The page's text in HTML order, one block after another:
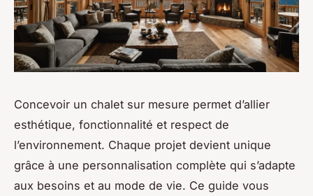
Concevoir un chalet sur mesure permet d’allier
esthétique, fonctionnalité et respect de
l’environnement. Chaque projet devient unique
grâce à une personnalisation complète qui s’adapte
aux besoins et au mode de vie. Ce guide vous